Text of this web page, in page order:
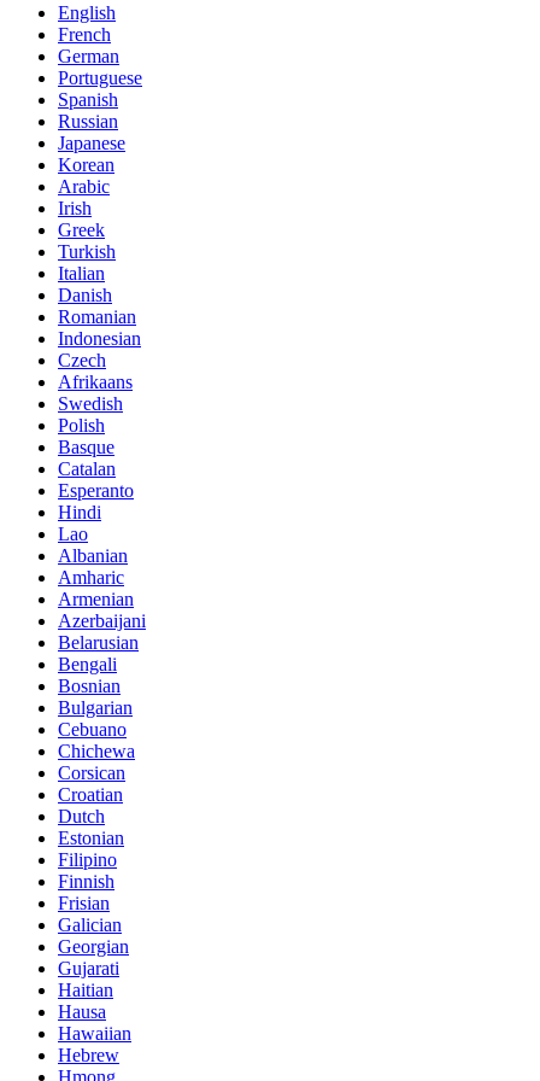
English
French
German
Portuguese
Spanish
Russian
Japanese
Korean
Arabic
Irish
Greek
Turkish
Italian
Danish
Romanian
Indonesian
Czech
Afrikaans
Swedish
Polish
Basque
Catalan
Esperanto
Hindi
Lao
Albanian
Amharic
Armenian
Azerbaijani
Belarusian
Bengali
Bosnian
Bulgarian
Cebuano
Chichewa
Corsican
Croatian
Dutch
Estonian
Filipino
Finnish
Frisian
Galician
Georgian
Gujarati
Haitian
Hausa
Hawaiian
Hebrew
Hmong